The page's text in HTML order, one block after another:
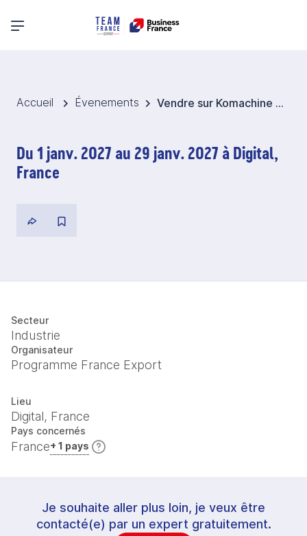
Menu principal
Accueil Évenements Vendre sur Komachine 2027- Corée du Sud
Du 1 janv. 2027 au 29 janv. 2027 à Digital,
France
Secteur
Industrie
Organisateur
Programme France Export
Lieu
Digital, France
Pays concernés
France+ 1 pays
Je souhaite aller plus loin, je veux être
contacté(e) par un expert gratuitement.